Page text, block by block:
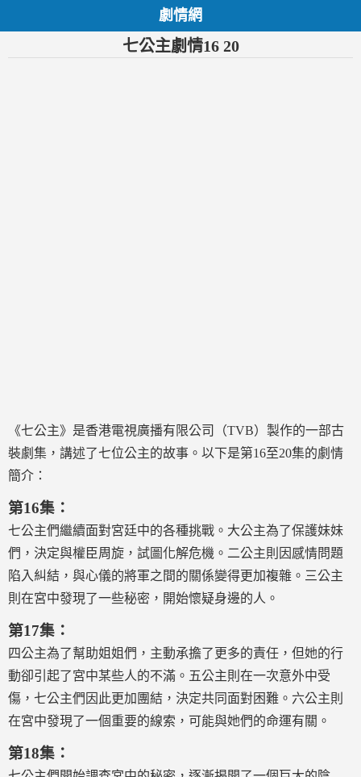
劇情網
七公主劇情16 20
《七公主》是香港電視廣播有限公司（TVB）製作的一部古
裝劇集，講述了七位公主的故事。以下是第16至20集的劇情
簡介：
第16集：
七公主們繼續面對宮廷中的各種挑戰。大公主為了保護妹妹
們，決定與權臣周旋，試圖化解危機。二公主則因感情問題
陷入糾結，與心儀的將軍之間的關係變得更加複雜。三公主
則在宮中發現了一些秘密，開始懷疑身邊的人。
第17集：
四公主為了幫助姐姐們，主動承擔了更多的責任，但她的行
動卻引起了宮中某些人的不滿。五公主則在一次意外中受
傷，七公主們因此更加團結，決定共同面對困難。六公主則
在宮中發現了一個重要的線索，可能與她們的命運有關。
第18集：